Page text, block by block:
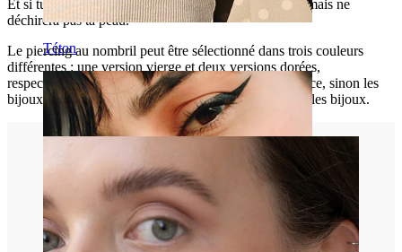
Téton
Et si tu fais un geste rapide, le pendentif peut tomber mais ne
déchirera pas ta peau.
Le piercing au nombril peut être sélectionné dans trois couleurs
différentes : une version vierge et deux versions dorées,
respectivement. C'est le revêtement qui fait la différence, sinon les
bijoux sont identiques en ce qui concerne le design et les bijoux.